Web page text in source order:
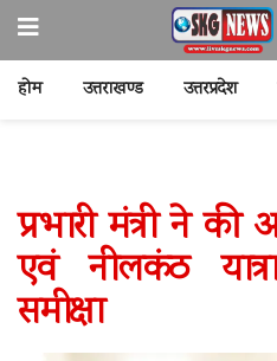
होम उत्तराखण्ड उत्तरप्रदेश
प्रभारी मंत्री ने की
एवं नीलकंठ
समीक्षा